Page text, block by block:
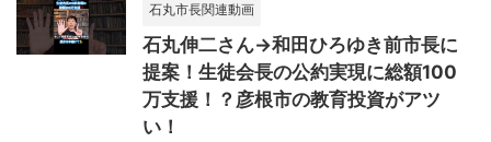
石丸市長関連動画
石丸伸二さん→和田ひろゆき前市長に
提案！生徒会長の公約実現に総額100
万支援！？彦根市の教育投資がアツ
い！